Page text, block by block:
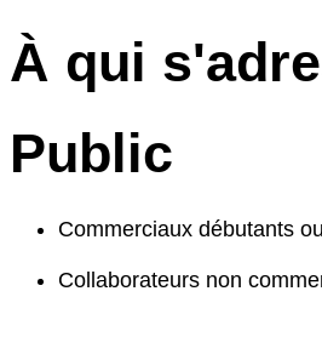
À qui
Public
Commerciaux débutants
Collaborateurs non